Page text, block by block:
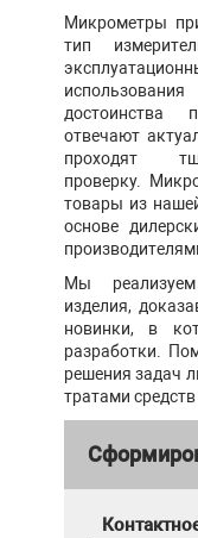
Микрометры
тип
достоинства
отвечают
проходят
проверку.
товары из
основе
Мы
изделия,
новинки, в
разработки.
решения задач
тратами средств